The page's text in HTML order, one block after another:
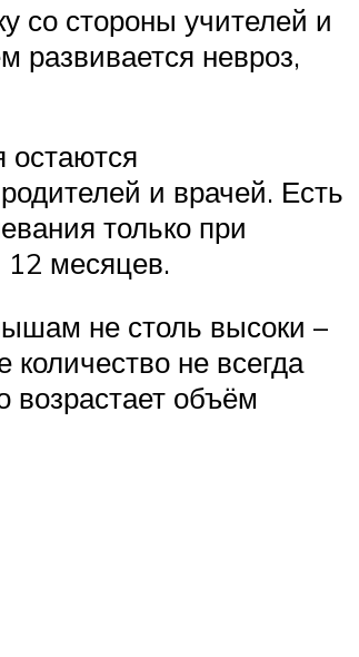
со стороны учителей и
развивается невроз,
остаются
и врачей. Есть
только при
12 месяцев.
не столь высоки –
не всегда
возрастает объём